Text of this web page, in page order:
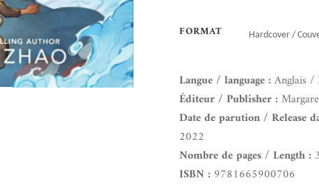
FORMAT
Langue / language :Anglais /
Éditeur / Publisher :
Date de parution / Release
2022
Nombre de pages / Length :
ISBN : 9781665900706